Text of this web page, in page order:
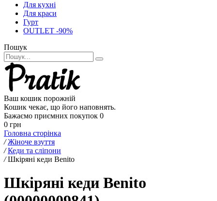
Для кухні
Для краси
Гурт
OUTLET -90%
Пошук
Ваш кошик порожній
Кошик чекає, що його наповнять.
Бажаємо приємних покупок 0
0 грн
Головна сторінка
/ Жіноче взуття
/ Кеди та сліпони
/ Шкіряні кеди Benito
Шкіряні кеди Benito